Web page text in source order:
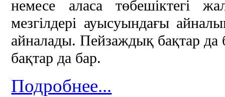
немесе аласа төбешіктегі
мезгілдері ауысуындағы
айналады. Пейзаждық бақтар да
бақтар да бар.
Подробнее...